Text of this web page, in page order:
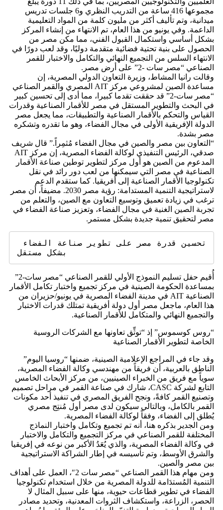
مجموعها 416 ساعة من التدريب النظري و6 جلسات تدريس
ميدانية، وتم تأليف أكثر من مليون كلمة من المواد التعليمية
الداعمة. وفي يونيو من هذا العام، تم الانتهاء من إنشاء المركز
بشكل أساسي واستكمال القبول الفني، مما مكن مصر من
الحصول على بنية تحتية فضائية متقدمة دوليًا، وقد لعب دورًا في
الانتهاء السلس من التجميع النهائي والتكامل والاختبار للقمر
الصناعي “مصر سات -2” على أرض مصر.
وقالت رانيا المشاط، وزيرة التعاون الدولي المصرية، إن
مساعدة الصين لمشروعي مركز AIT المصري والقمر الصناعي
“مصر سات-2” قد حققت تقدما كبيرا، مما أدى إلى تحسين كبير
في البحث والتطوير المستقل في مصر للأقمار الصناعية وقدرات
القياس والتحكم بالأقمار الصناعية والتطبيقات، مما يجعل مصر
الدولة الإفريقية الأولى في مجال الفضاء، وهو ما تقدره وتشكره
مصر بشدة.
“التعاون بين مصر والصين في مجال الفضاء مُثمِراً.” قال شريف
صدقي، الرئيس التنفيذي لوكالة الفضاء المصرية، إن مركز AIT
المدعوم من الصين هو أول مركز لتطوير توطين صناعة الأقمار
الصناعية في مصر التي سيمكنها من لعب دور رائد في نقل
تكنولوجيا الأقمار الصناعية إلى أفريقيا. كما ستقدم الدعم
لاستراتيجية التنمية المستدامة: رؤية مصر 2030. مضيفاً، أن مصر
ترغب في زيادة تعميق وتوسيع التعاون مع الصين، والتعلم من
تجربة الصين الغنية في مجال الفضاء، وتعزيز صناعة الفضاء في
مصر لتحقيق تنمية جديدة بشكل مستمر.
أُقيم حفل تسليم النموذج الأولي للقمر الصناعي “مصر سات-2”
بمساعدة الحكومة الصينية في مركز تجميع واختبار تكامل الأقمار
الصناعية AIT في مدينة الفضاء المصرية في يونيو/حزيران من
هذا العام، ماجعل مصر أول دولة أفريقية تمتلك قدرات الاختبار
والتجميع النهائي والمتكامل للأقمار الصناعية.
“روس كوسموس” إذ “توثِّق تعاونها مع الشركات الروسية
الخاصة لتطوير الأقمار الصناعية
وقد جاء في المراجع الإعلامية الصينية، ضمنها “روسيا اليوم”
الناطق بالعربية، أن فريقاً من مهندسي وكالة الفضاء المصرية،
سوياً مع فريق من الخبراء الصينيين، من مركز الأبحاث الخامس
التابع لشركة CASC، شارك في صناعة القمر في مراحل تصميم
وتصنيع القمر كافةً، ونجح الفريق المصري في تنفيذ أحد مكونات
القمر بالكامل، وبالتالي سيكون لدى مصر أول مُنتِج مصري
يُطلق إلى الفضاء، وفقاً لوكالة الفضاء المصرية.
ومن الجدير بذكره هنا، أنه تم تجميع وتكامل واختبار النماذج
المختلفة للقمر الصناعي في مركز التجميع والتكامل والاختبار
في وكالة الفضاء المصرية، والذي يُعَدُ الأكبر من نوعه في إفريقيا
والشرق الأوسط، وتم تأسيسه في إطار الشراكة الاستراتيجية
بين مصر والصين.
ومن مهام هذا القمر الصناعي “مصر سات 2″، العمل على أهداف
التنمية المُستدَامة للدولة المصرية من خلال استخدام تكنولوجيا
الفضاء في تطوير قطاعات حيوية، منها على سبيل المثال لا
الحصر، الزراعة، واستكشاف الثروات المعدنية، وتحديد مصادر